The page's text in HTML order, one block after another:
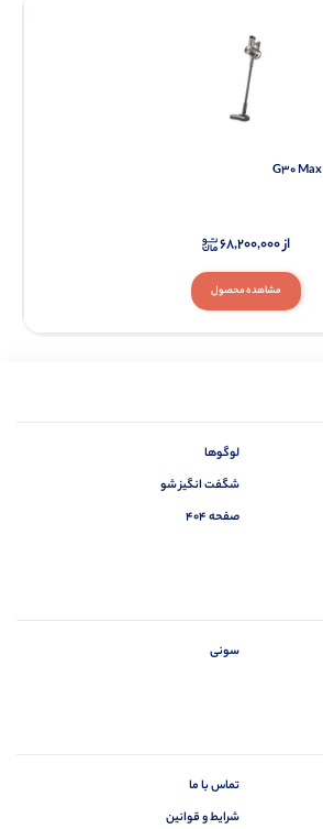
مشاهده محصول
از68,200,000
لوگوها
شگفت انگیز شو
صفحه 404
سونی
تماس با ما
شرایط و قوانین